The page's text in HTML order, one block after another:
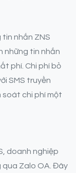
nhắn ZNS
những tin nhắn
phí. Chi phí bỏ
SMS truyền
soát chi phí một
doanh nghiệp
Zalo OA. Đây